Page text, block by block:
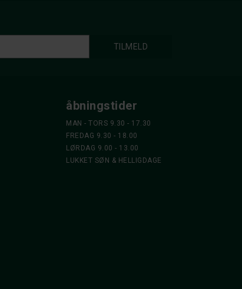
åbningstider
MAN - TORS 9.30 - 17.30
FREDAG 9.30 - 18.00
LØRDAG 9.00 - 13.00
LUKKET SØN & HELLIGDAGE